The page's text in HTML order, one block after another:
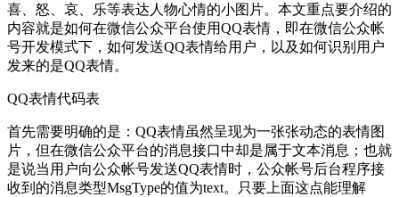
喜、怒、哀、乐等表达人物心情的小图片。本文重点要介绍的
内容就是如何在微信公众平台使用QQ表情，即在微信公众帐
号开发模式下，如何发送QQ表情给用户，以及如何识别用户
发来的是QQ表情。
QQ表情代码表
首先需要明确的是：QQ表情虽然呈现为一张张动态的表情图
片，但在微信公众平台的消息接口中却是属于文本消息；也就
是说当用户向公众帐号发送QQ表情时，公众帐号后台程序接
收到的消息类型MsgType的值为text。只要上面这点能理解